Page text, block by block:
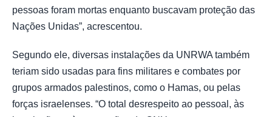
pessoas foram mortas enquanto buscavam proteção das
Nações Unidas”, acrescentou.
Segundo ele, diversas instalações da UNRWA também
teriam sido usadas para fins militares e combates por
grupos armados palestinos, como o Hamas, ou pelas
forças israelenses. “O total desrespeito ao pessoal, às